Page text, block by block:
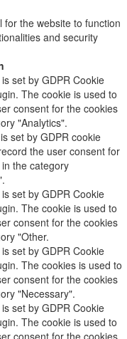
for the website to function
and security
set by GDPR Cookie
The cookie is used to
consent for the cookies
"Analytics".
set by GDPR cookie
the user consent for
the category
set by GDPR Cookie
The cookie is used to
consent for the cookies
"Other.
set by GDPR Cookie
The cookies is used to
consent for the cookies
"Necessary".
set by GDPR Cookie
The cookie is used to
consent for the cookies